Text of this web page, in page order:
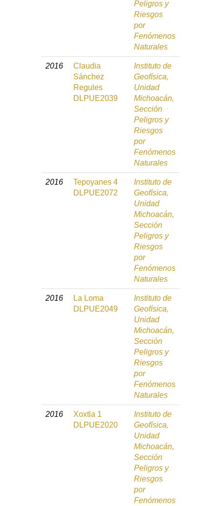
Peligros y
Riesgos
por
Fenómenos
Naturales
2016
Claudia
Sánchez
Regules
DLPUE2039
Instituto de
Geofísica,
Unidad
Michoacán,
Sección
Peligros y
Riesgos
por
Fenómenos
Naturales
2016
Tepoyanes 4
DLPUE2072
Instituto de
Geofísica,
Unidad
Michoacán,
Sección
Peligros y
Riesgos
por
Fenómenos
Naturales
2016
La Loma
DLPUE2049
Instituto de
Geofísica,
Unidad
Michoacán,
Sección
Peligros y
Riesgos
por
Fenómenos
Naturales
2016
Xoxtla 1
DLPUE2020
Instituto de
Geofísica,
Unidad
Michoacán,
Sección
Peligros y
Riesgos
por
Fenómenos